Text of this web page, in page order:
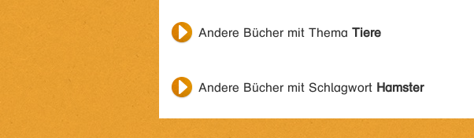
Andere Bücher mit Thema Tiere
Andere Bücher mit Schlagwort Hamster